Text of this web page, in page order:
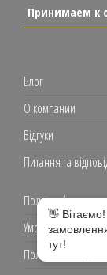
👋
тут!
Принимаем к
Блог
О компании
Відгуки
Питання та
Полиграфия
Умови
Політика